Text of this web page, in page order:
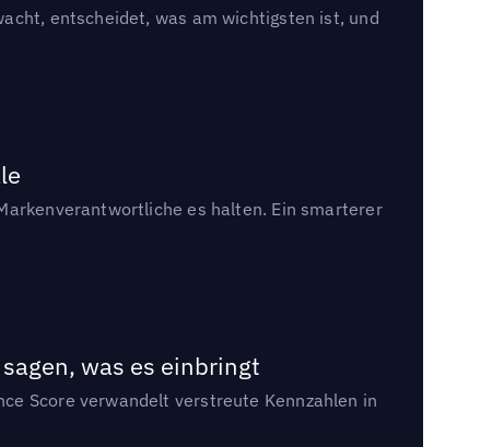
entscheidet, was am wichtigsten ist, und
es halten. Ein smarterer
was es einbringt
Score verwandelt verstreute Kennzahlen in